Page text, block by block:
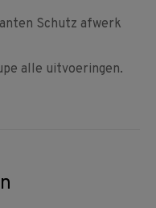
Schutz afwerk
alle uitvoeringen.